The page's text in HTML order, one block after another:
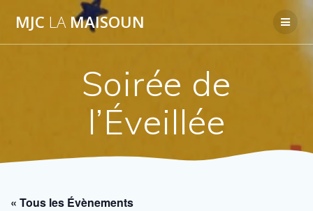
MJC LAMAISOUN
Soirée de
l’Éveillée
« Tous les Évènements